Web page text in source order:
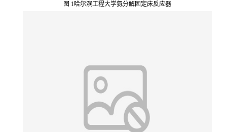
图 1哈尔滨工程大学氨分解固定床反应器